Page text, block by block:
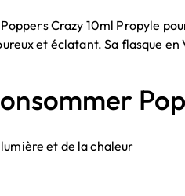
Crazy 10ml Propyle
et éclatant. Sa flasque
et de la chaleur